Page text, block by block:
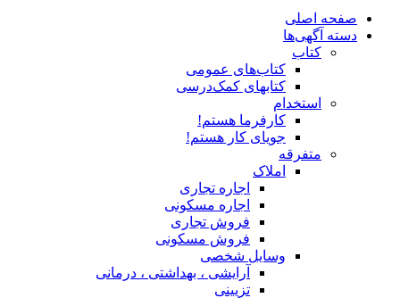
صفحه اصلی
دسته آگهی‌ها
کتاب
کتاب‌های عمومی
کتابهای کمک‌درسی
استخدام
کارفرما هستم!
جویای کار هستم!
متفرقه
املاک
اجاره تجاری
اجاره مسکونی
فروش تجاری
فروش مسکونی
وسایل شخصی
آرایشی ، بهداشتی ، درمانی
تزیینی